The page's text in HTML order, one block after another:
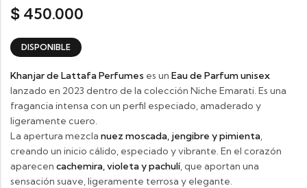
$ 450.000
DISPONIBLE
Khanjar de Lattafa Perfumes es un Eau de Parfum unisex
lanzado en 2023 dentro de la colección Niche Emarati. Es una
fragancia intensa con un perfil especiado, amaderado y
ligeramente cuero.
La apertura mezcla nuez moscada, jengibre y pimienta,
creando un inicio cálido, especiado y vibrante. En el corazón
aparecen cachemira, violeta y pachulí, que aportan una
sensación suave, ligeramente terrosa y elegante.